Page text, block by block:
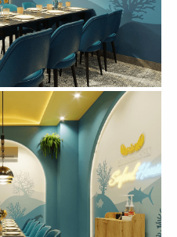
SOM TUM THAI
CN Vincom Quang Trung